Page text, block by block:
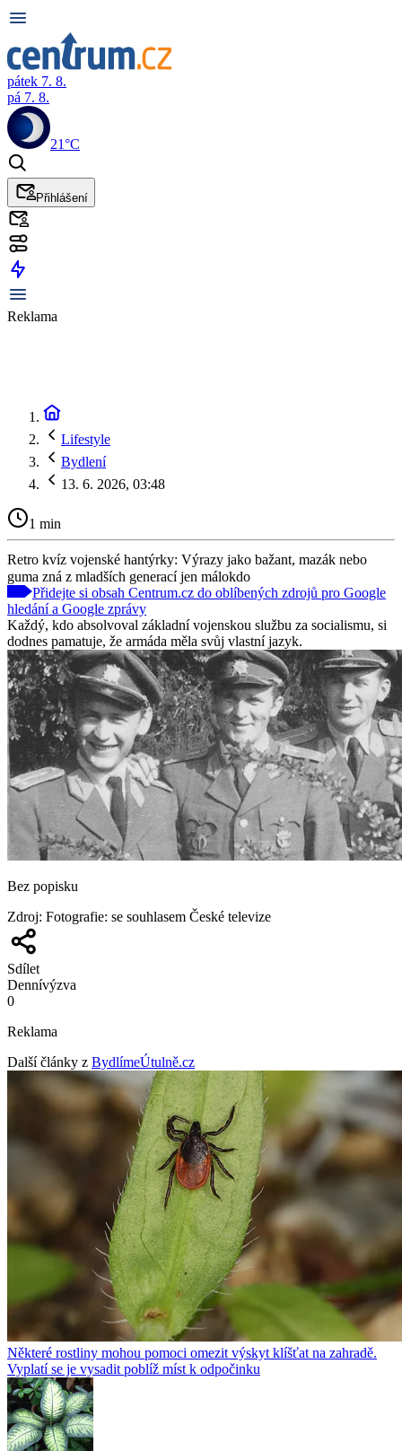
pátek 7. 8.
pá 7. 8.
21°C
Přihlášení
Reklama
Lifestyle
Bydlení
13. 6. 2026, 03:48
1 min
Retro kvíz vojenské hantýrky: Výrazy jako bažant, mazák nebo
guma zná z mladších generací jen málokdo
Přidejte si obsah Centrum.cz do oblíbených zdrojů pro Google
hledání a Google zprávy
Každý, kdo absolvoval základní vojenskou službu za socialismu, si
dodnes pamatuje, že armáda měla svůj vlastní jazyk.
Bez popisku
Zdroj: Fotografie: se souhlasem České televize
Sdílet
Dennívýzva
0
Reklama
Další články z BydlímeÚtulně.cz
Některé rostliny mohou pomoci omezit výskyt klíšťat na zahradě.
Vyplatí se je vysadit poblíž míst k odpočinku